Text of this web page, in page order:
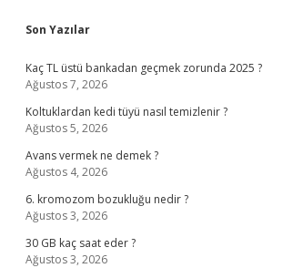
Sidebar
Son Yazılar
Kaç TL üstü bankadan geçmek zorunda 2025 ?
Ağustos 7, 2026
Koltuklardan kedi tüyü nasıl temizlenir ?
Ağustos 5, 2026
Avans vermek ne demek ?
Ağustos 4, 2026
6. kromozom bozukluğu nedir ?
Ağustos 3, 2026
30 GB kaç saat eder ?
Ağustos 3, 2026